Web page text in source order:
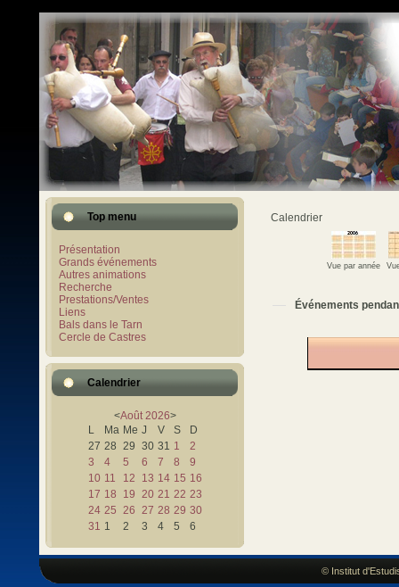
Top menu
Présentation
Grands événements
Autres animations
Recherche
Prestations/Ventes
Liens
Bals dans le Tarn
Cercle de Castres
Calendrier
<Août 2026>
L
Ma Me J V S
D
27 28 29 30 31 1
2
3
4 5 6 7 8
9
10 11 12 13 14 15 16
17 18 19 20 21 22 23
24 25 26 27 28 29 30
31 1 2 3 4 5 6
Calendrier
Vue par année
Événements
© Institut